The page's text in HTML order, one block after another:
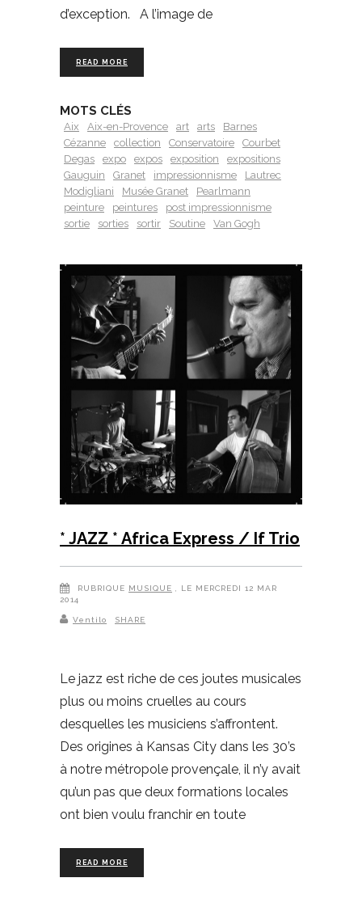
d’exception. A l’image de
READ MORE
MOTS CLÉS
Aix Aix-en-Provence art arts
Barnes
Cézanne
collection Conservatoire
Courbet
Degas
expo expos exposition
expositions
Gauguin
Granet impressionnisme
Lautrec
Modigliani
Musée Granet
Pearlmann
peinture
peintures
post impressionnisme
sortie
sorties sortir Soutine Van Gogh
* JAZZ * Africa Express / If Trio
RUBRIQUE MUSIQUE , LE MERCREDI 12 MAR
2014
Ventilo SHARE
Le jazz est riche de ces joutes musicales
plus ou moins cruelles au cours
desquelles les musiciens s’affrontent.
Des origines à Kansas City dans les 30’s
à notre métropole provençale, il n’y avait
qu’un pas que deux formations locales
ont bien voulu franchir en toute
READ MORE